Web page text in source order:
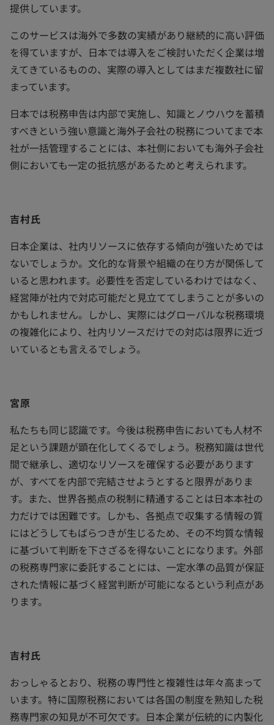
提供しています。
このサービスは海外で多数の実績があり継続的に高い評価
を得ていますが、日本では導入をご検討いただく企業は増
えてきているものの、実際の導入としてはまだ複数社に留
まっています。
日本では税務申告は内部で実施し、知識とノウハウを蓄積
すべきという強い意識と海外子会社の税務についてまで本
社が一括管理することには、本社側においても海外子会社
側においても一定の抵抗感があるためと考えられます。
吉村氏
日本企業は、社内リソースに依存する傾向が強いためでは
ないでしょうか。文化的な背景や組織の在り方が関係して
いると思われます。必要性を否定しているわけではなく、
経営陣が社内で対応可能だと見立ててしまうことが多いの
かもしれません。しかし、実際にはグローバルな税務環境
の複雑化により、社内リソースだけでの対応は限界に近づ
いているとも言えるでしょう。
宮原
私たちも同じ認識です。今後は税務申告においても人材不
足という課題が顕在化してくるでしょう。税務知識は世代
間で継承し、適切なリソースを確保する必要があります
が、すべてを内部で完結させようとすると限界がありま
す。また、世界各拠点の税制に精通することは日本本社の
力だけでは困難です。しかも、各拠点で収集する情報の質
にはどうしてもばらつきが生じるため、その不均質な情報
に基づいて判断を下さざるを得ないことになります。外部
の税務専門家に委託することには、一定水準の品質が保証
された情報に基づく経営判断が可能になるという利点があ
ります。
吉村氏
おっしゃるとおり、税務の専門性と複雑性は年々高まって
います。特に国際税務においては各国の制度を熟知した税
務専門家の知見が不可欠です。日本企業が伝統的に内製化